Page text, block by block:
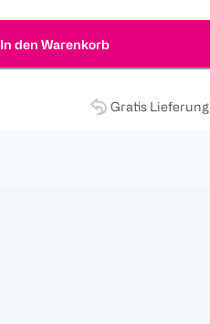
In den Warenkorb
Gratis